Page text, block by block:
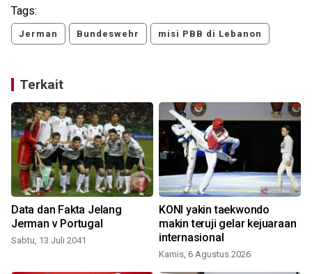
Tags:
Jerman Bundeswehr misi PBB di Lebanon
Terkait
Data dan Fakta Jelang
Jerman v Portugal
Sabtu, 13 Juli 2041
KONI yakin taekwondo
makin teruji gelar kejuaraan
internasional
Kamis, 6 Agustus 2026